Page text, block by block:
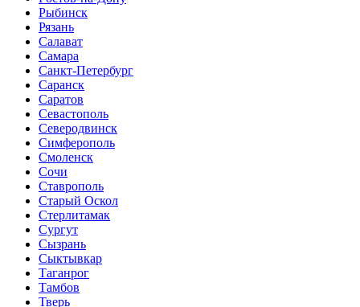
Рыбинск
Рязань
Салават
Самара
Санкт-Петербург
Саранск
Саратов
Севастополь
Северодвинск
Симферополь
Смоленск
Сочи
Ставрополь
Старый Оскол
Стерлитамак
Сургут
Сызрань
Сыктывкар
Таганрог
Тамбов
Тверь